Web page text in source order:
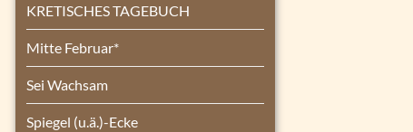
KRETISCHES TAGEBUCH
Mitte Februar*
Sei Wachsam
Spiegel (u.ä.)-Ecke